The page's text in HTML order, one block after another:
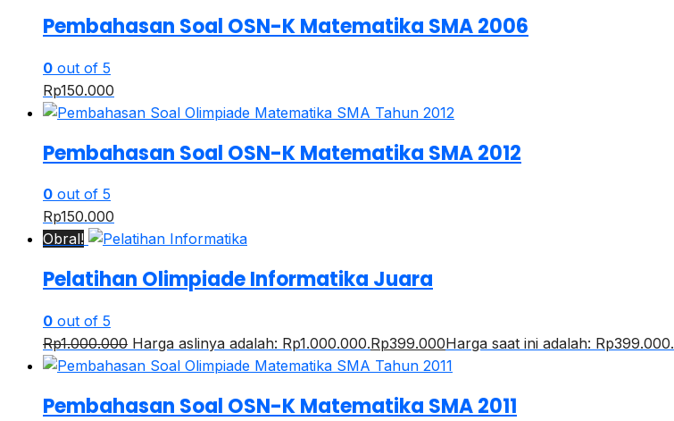
Pembahasan Soal OSN-K Matematika SMA 2006
0 out of 5
Rp150.000
Pembahasan Soal OSN-K Matematika SMA 2012
0 out of 5
Rp150.000
Obral!
Pelatihan Olimpiade Informatika Juara
0 out of 5
Rp1.000.000 Harga aslinya adalah: Rp1.000.000.Rp399.000Harga saat ini adalah: Rp399.000.
Pembahasan Soal OSN-K Matematika SMA 2011